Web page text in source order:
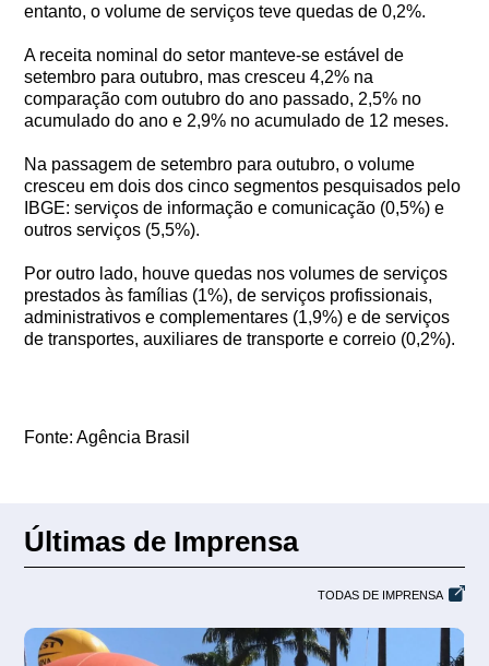
entanto, o volume de serviços teve quedas de 0,2%.
A receita nominal do setor manteve-se estável de
setembro para outubro, mas cresceu 4,2% na
comparação com outubro do ano passado, 2,5% no
acumulado do ano e 2,9% no acumulado de 12 meses.
Na passagem de setembro para outubro, o volume
cresceu em dois dos cinco segmentos pesquisados pelo
IBGE: serviços de informação e comunicação (0,5%) e
outros serviços (5,5%).
Por outro lado, houve quedas nos volumes de serviços
prestados às famílias (1%), de serviços profissionais,
administrativos e complementares (1,9%) e de serviços
de transportes, auxiliares de transporte e correio (0,2%).
Fonte: Agência Brasil
Últimas de Imprensa
TODAS DE IMPRENSA